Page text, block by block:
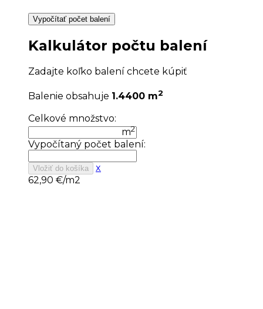
Vypočítať počet balení
Kalkulátor počtu balení
Zadajte koľko balení chcete kúpiť
Balenie obsahuje 1.4400 m2
Celkové množstvo:
m2
Vypočítaný počet balení:
Vložiť do košíka
x
62,90 €/m2